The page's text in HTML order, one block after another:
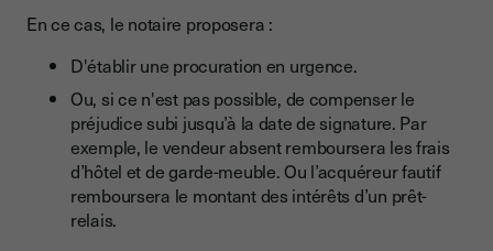
En ce cas, le notaire proposera :
D'établir une procuration en urgence.
Ou, si ce n'est pas possible, de compenser le
préjudice subi jusqu’à la date de signature. Par
exemple, le vendeur absent remboursera les frais
d’hôtel et de garde-meuble. Ou l’acquéreur fautif
remboursera le montant des intérêts d’un prêt-
relais.